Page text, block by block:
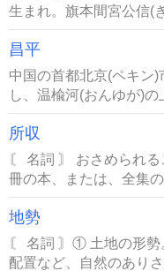
生まれ。旗本間宮公信(
昌平
中国の首都北京(ペキン
し、温楡河(おんゆが)の
所収
〘 名詞 〙 おさめられ
冊の本、または、全集
地勢
〘 名詞 〙① 土地の形
配置など、自然のあり